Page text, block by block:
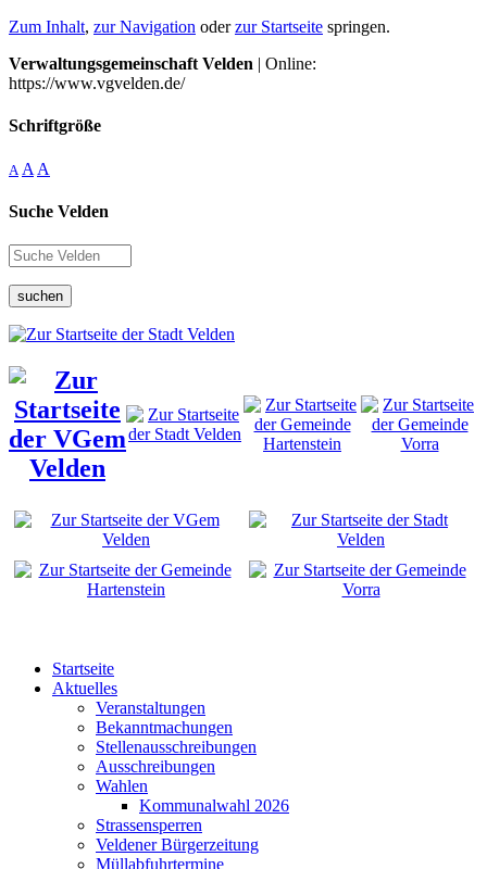
Zum Inhalt, zur Navigation oderzur Startseite springen.
Verwaltungsgemeinschaft Velden | Online:
https://www.vgvelden.de/
Schriftgröße
A A A
Suche Velden
suchen
Startseite
Aktuelles
Veranstaltungen
Bekanntmachungen
Stellenausschreibungen
Ausschreibungen
Wahlen
Kommunalwahl 2026
Strassensperren
Veldener Bürgerzeitung
Müllabfuhrtermine